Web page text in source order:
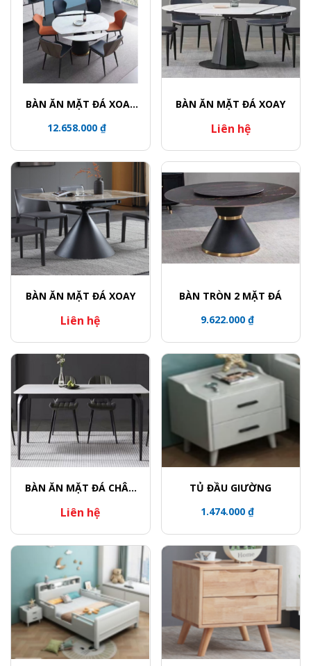
BÀN ĂN MẶT ĐÁ XOAY
TRỤ VIỀN VÀNG
12.658.000 ₫
BÀN ĂN MẶT ĐÁ XOAY
Liên hệ
BÀN ĂN MẶT ĐÁ XOAY
Liên hệ
BÀN TRÒN 2 MẶT ĐÁ
9.622.000 ₫
BÀN ĂN MẶT ĐÁ CHÂN
Liên hệ
TỦ ĐẦU GIƯỜNG
1.474.000 ₫